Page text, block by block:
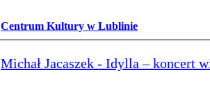
Centrum Kultury w Lublinie
Michał Jacaszek - Idylla – koncert